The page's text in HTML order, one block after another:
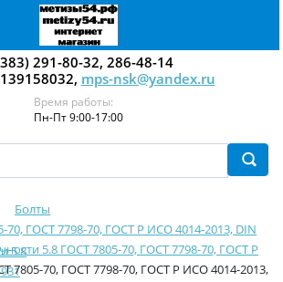
291-80-32, 286-48-14
mps-nsk@yandex.ru
Время работы:
Пн-Пт 9:00-17:00
Болты
70, ГОСТ 7798-70, ГОСТ Р ИСО 4014-2013, DIN
5.8
5.8 ГОСТ 7805-70, ГОСТ 7798-70, ГОСТ Р
7805-70, ГОСТ 7798-70, ГОСТ Р ИСО 4014-2013,